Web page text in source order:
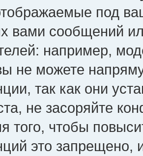
под
вами сообщений
например,
не можете
так как они
не засоряйте
того, чтобы
это запрещено,